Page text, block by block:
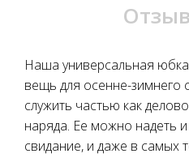
Наша универсальная
вещь для осенне-зимнего
служить частью как
наряда. Ее можно надеть
свидание, и даже в самых